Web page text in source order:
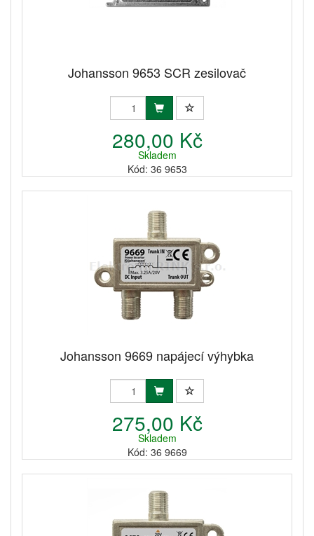
Johansson 9653 SCR zesilovač
280,00 Kč
Skladem
Kód: 36 9653
Johansson 9669 napájecí výhybka
275,00 Kč
Skladem
Kód: 36 9669